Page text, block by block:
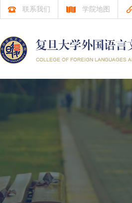
联系我们 学院地图